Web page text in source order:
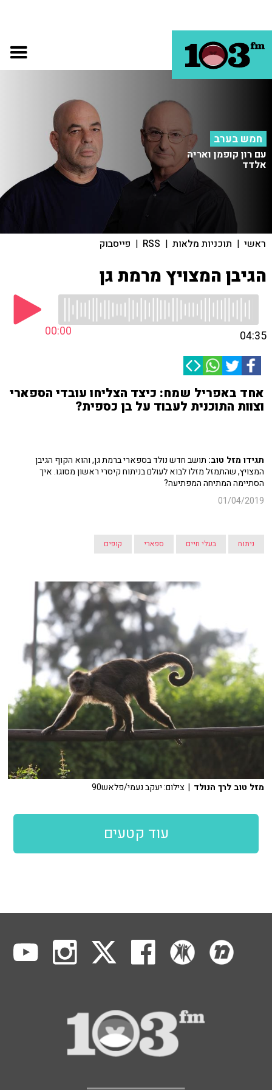
חמש בערב
עם רון קופמן ואריה
אלדד
ראשי | תוכניות מלאות |
RSS
| פייסבוק
הגיבן המצויץ מרמת גן
00:00 04:35
אחד באפריל שמח: כיצד הצליחו עובדי הספארי
וצוות התוכנית לעבוד על בן כספית?
תגידו מזל טוב: תושב חדש נולד בספארי ברמת גן, והוא הקוף הגיבן
המצויץ, שהתמזל מזלו לבוא לעולם בניתוח קיסרי ראשון מסוגו. איך
הסתיימה המתיחה המפתיעה?
01/04/2019
ניתוח בעלי חיים ספארי קופים
מזל טוב לרך הנולד | צילום: יעקב נעמי/פלאש90
עוד קטעים